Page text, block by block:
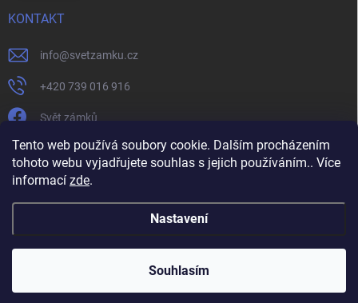
Tento web používá soubory cookie. Dalším procházením
tohoto webu vyjadřujete souhlas s jejich používáním.. Více
informací zde.
Nastavení
Souhlasím
KONTAKT
info@svetzamku.cz
+420 739 016 916
Svět zámků
svetzamku.cz
Jak nakupovat
Podmínky ochrany osobních údajů
Svět zámků. Všechna práva vyhrazena.